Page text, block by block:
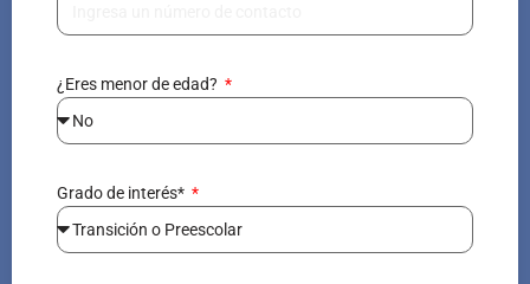
¿Eres menor de edad?
Grado de interés*